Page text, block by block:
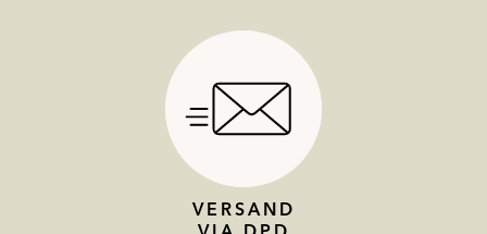
VERSAND